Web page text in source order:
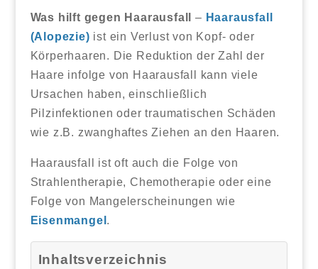
Was hilft gegen Haarausfall – Haarausfall
(Alopezie) ist ein Verlust von Kopf- oder
Körperhaaren. Die Reduktion der Zahl der
Haare infolge von Haarausfall kann viele
Ursachen haben, einschließlich
Pilzinfektionen oder traumatischen Schäden
wie z.B. zwanghaftes Ziehen an den Haaren.
Haarausfall ist oft auch die Folge von
Strahlentherapie, Chemotherapie oder eine
Folge von Mangelerscheinungen wie
Eisenmangel .
Inhaltsverzeichnis